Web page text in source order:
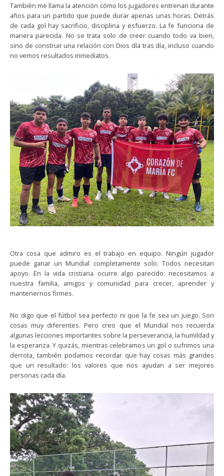
También me llama la atención cómo los jugadores entrenan durante
años para un partido que puede durar apenas unas horas. Detrás
de cada gol hay sacrificio, disciplina y esfuerzo. La fe funciona de
manera parecida. No se trata solo de creer cuando todo va bien,
sino de construir una relación con Dios día tras día, incluso cuando
no vemos resultados inmediatos.
Otra cosa que admiro es el trabajo en equipo. Ningún jugador
puede ganar un Mundial completamente solo. Todos necesitan
apoyo. En la vida cristiana ocurre algo parecido: necesitamos a
nuestra familia, amigos y comunidad para crecer, aprender y
mantenernos firmes.
No digo que el fútbol sea perfecto ni que la fe sea un juego. Son
cosas muy diferentes. Pero creo que el Mundial nos recuerda
algunas lecciones importantes sobre la perseverancia, la humildad y
la esperanza. Y quizás, mientras celebramos un gol o sufrimos una
derrota, también podamos recordar que hay cosas más grandes
que un resultado: los valores que nos ayudan a ser mejores
personas cada día.